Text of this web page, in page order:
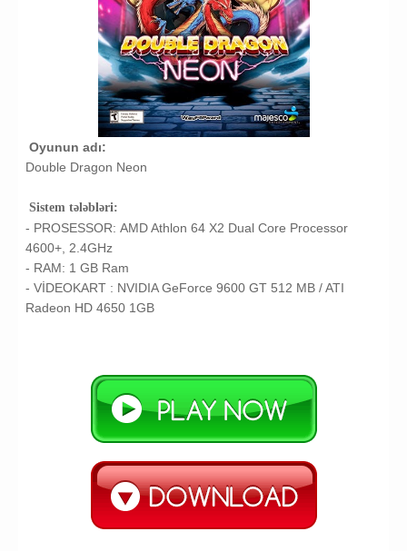
Oyunun adı:
Double Dragon Neon
Sistem tələbləri:
- PROSESSOR: AMD Athlon 64 X2 Dual Core Processor
4600+, 2.4GHz
- RAM: 1 GB Ram
- VİDEOKART : NVIDIA GeForce 9600 GT 512 MB / ATI
Radeon HD 4650 1GB